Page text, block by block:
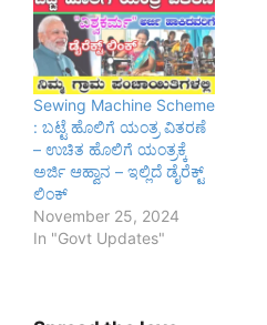
Sewing Machine Scheme
: ಬಟ್ಟೆ ಹೊಲಿಗೆ ಯಂತ್ರ ವಿತರಣೆ
– ಉಚಿತ ಹೊಲಿಗೆ ಯಂತ್ರಕ್ಕೆ
ಅರ್ಜಿ ಆಹ್ವಾನ – ಇಲ್ಲಿದೆ ಡೈರೆಕ್ಟ್
ಲಿಂಕ್
November 25, 2024
In "Govt Updates"